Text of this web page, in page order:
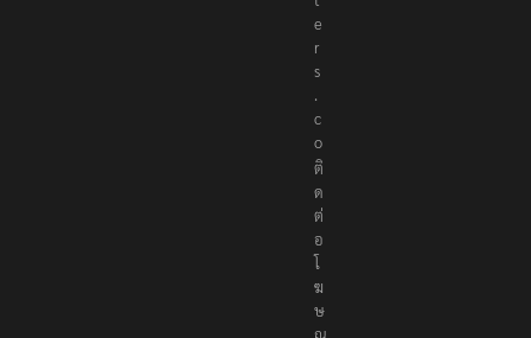
e
r
s
.
c
o
ติ
ด
ต่
อ
โ
ฆ
ษ